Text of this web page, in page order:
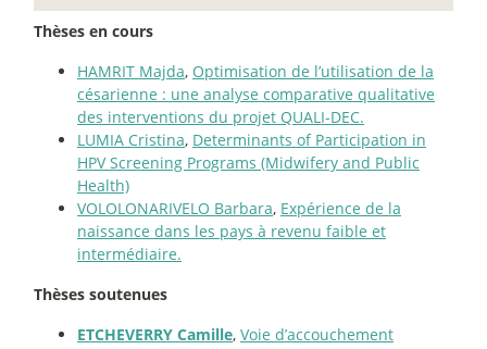
Thèses en cours
HAMRIT Majda, Optimisation de l’utilisation de la
césarienne : une analyse comparative qualitative
des interventions du projet QUALI-DEC.
LUMIA Cristina, Determinants of Participation in
HPV Screening Programs (Midwifery and Public
Health)
VOLOLONARIVELO Barbara, Expérience de la
naissance dans les pays à revenu faible et
intermédiaire.
Thèses soutenues
ETCHEVERRY Camille, Voie d’accouchement